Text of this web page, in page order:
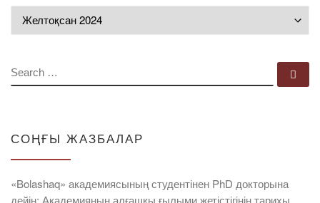
SEARCH
СОҢҒЫ ЖАЗБАЛАР
«Bolashaq» академиясының студентінен PhD докторына
дейін: Академияның алғашқы ғылыми жетістігінің тарихы